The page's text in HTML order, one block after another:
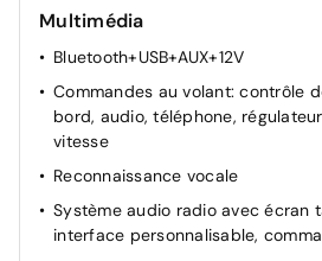
Pare-brise chauffant
Palettes au volant
Multimédia
Bluetooth+USB+AUX+12V
Commandes au volant: contrôle
bord, audio, téléphone,
vitesse
Reconnaissance vocale
Système audio radio avec écran
interface personnalisable,